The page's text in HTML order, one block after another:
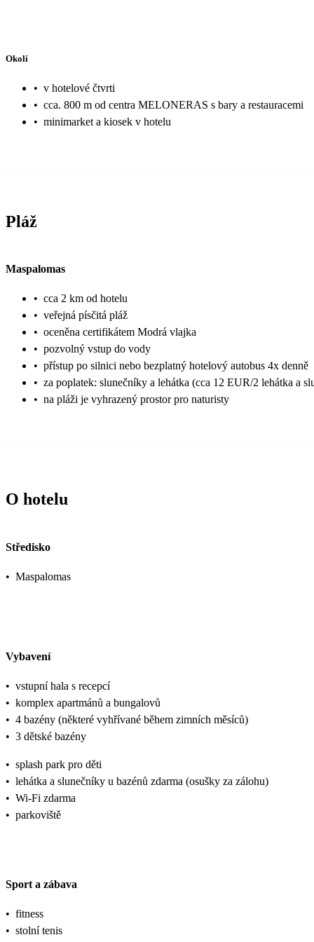
Okolí
• v hotelové čtvrti
• cca. 800 m od centra MELONERAS s bary a restauracemi
• minimarket a kiosek v hotelu
Pláž
Maspalomas
• cca 2 km od hotelu
• veřejná písčitá pláž
• oceněna certifikátem Modrá vlajka
• pozvolný vstup do vody
• přístup po silnici nebo bezplatný hotelový autobus 4x denně
• za poplatek: slunečníky a lehátka (cca 12 EUR/2 lehátka a
• na pláži je vyhrazený prostor pro naturisty
O hotelu
Středisko
• Maspalomas
Vybavení
• vstupní hala s recepcí
• komplex apartmánů a bungalovů
• 4 bazény (některé vyhřívané během zimních měsíců)
• 3 dětské bazény
• splash park pro děti
• lehátka a slunečníky u bazénů zdarma (osušky za zálohu)
• Wi-Fi zdarma
• parkoviště
Sport a zábava
• fitness
• stolní tenis